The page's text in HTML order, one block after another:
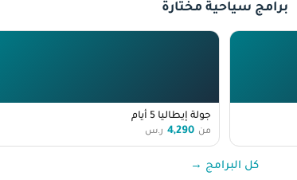
برامج سياحية مختارة
جولة إيطاليا 5 أيام
من 4,290 ر.س
كل البرامج →